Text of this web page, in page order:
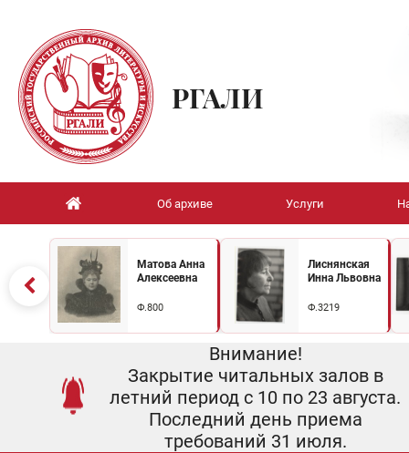
РГАЛИ
Об архиве Услуги
Матова Анна
Алексеевна
Ф.800
Лиснянская
Инна Львовна
Ф.3219
Внимание!
Закрытие читальных залов в
летний период с 10 по 23 августа.
Последний день приема
требований 31 июля.